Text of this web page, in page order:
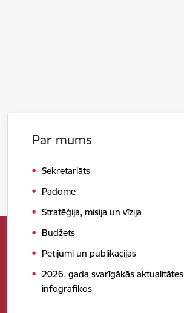
Par mums
Sekretariāts
Padome
Stratēģija, misija un vīzija
Budžets
Pētījumi un publikācijas
2026. gada svarīgākās aktualitātes
infografikos